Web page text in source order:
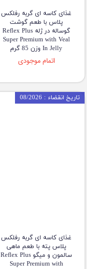
غذای کاسه ای گربه رفلکس
پلاس با طعم گوشت
گوساله در ژله Reflex Plus
Super Premium with Veal
In Jelly وزن 85 گرم
اتمام موجودی
غذای کاسه ای گربه رفلکس
پلاس پته با طعم ماهی
سالمون و میگو Reflex Plus
Super Premium with
تاریخ انقضاء : 08/2026